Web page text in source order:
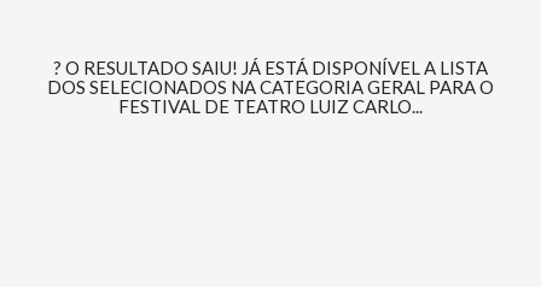
? O RESULTADO SAIU! JÁ ESTÁ DISPONÍVEL A LISTA
DOS SELECIONADOS NA CATEGORIA GERAL PARA O
FESTIVAL DE TEATRO LUIZ CARLO...